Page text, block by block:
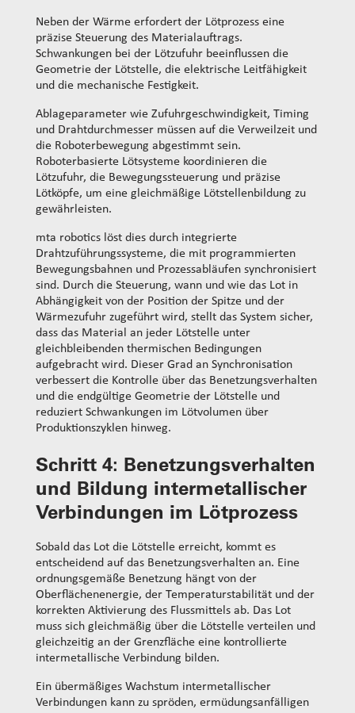
Neben der Wärme erfordert der Lötprozess eine
präzise Steuerung des Materialauftrags.
Schwankungen bei der Lötzufuhr beeinflussen die
Geometrie der Lötstelle, die elektrische Leitfähigkeit
und die mechanische Festigkeit.
Ablageparameter wie Zufuhrgeschwindigkeit, Timing
und Drahtdurchmesser müssen auf die Verweilzeit und
die Roboterbewegung abgestimmt sein.
Roboterbasierte Lötsysteme koordinieren die
Lötzufuhr, die Bewegungssteuerung und präzise
Lötköpfe, um eine gleichmäßige Lötstellenbildung zu
gewährleisten.
mta robotics löst dies durch integrierte
Drahtzuführungssysteme, die mit programmierten
Bewegungsbahnen und Prozessabläufen synchronisiert
sind. Durch die Steuerung, wann und wie das Lot in
Abhängigkeit von der Position der Spitze und der
Wärmezufuhr zugeführt wird, stellt das System sicher,
dass das Material an jeder Lötstelle unter
gleichbleibenden thermischen Bedingungen
aufgebracht wird. Dieser Grad an Synchronisation
verbessert die Kontrolle über das Benetzungsverhalten
und die endgültige Geometrie der Lötstelle und
reduziert Schwankungen im Lötvolumen über
Produktionszyklen hinweg.
Schritt 4: Benetzungsverhalten
und Bildung intermetallischer
Verbindungen im Lötprozess
Sobald das Lot die Lötstelle erreicht, kommt es
entscheidend auf das Benetzungsverhalten an. Eine
ordnungsgemäße Benetzung hängt von der
Oberflächenenergie, der Temperaturstabilität und der
korrekten Aktivierung des Flussmittels ab. Das Lot
muss sich gleichmäßig über die Lötstelle verteilen und
gleichzeitig an der Grenzfläche eine kontrollierte
intermetallische Verbindung bilden.
Ein übermäßiges Wachstum intermetallischer
Verbindungen kann zu spröden, ermüdungsanfälligen